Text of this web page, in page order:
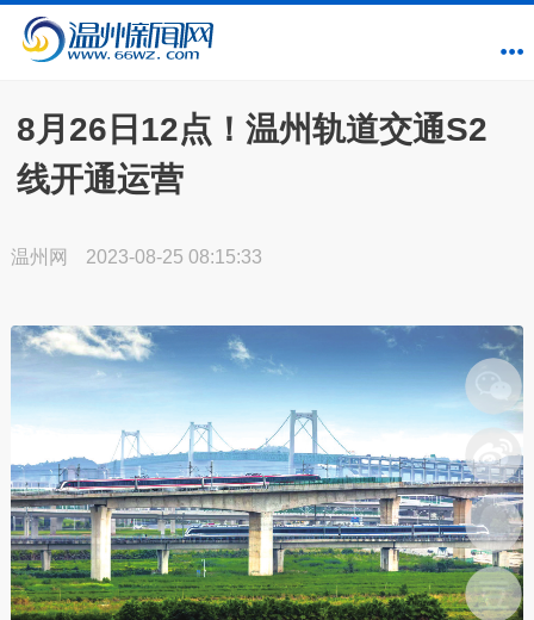
8月26日12点！温州轨道交通S2
线开通运营
温州网 2023-08-25 08:15:33